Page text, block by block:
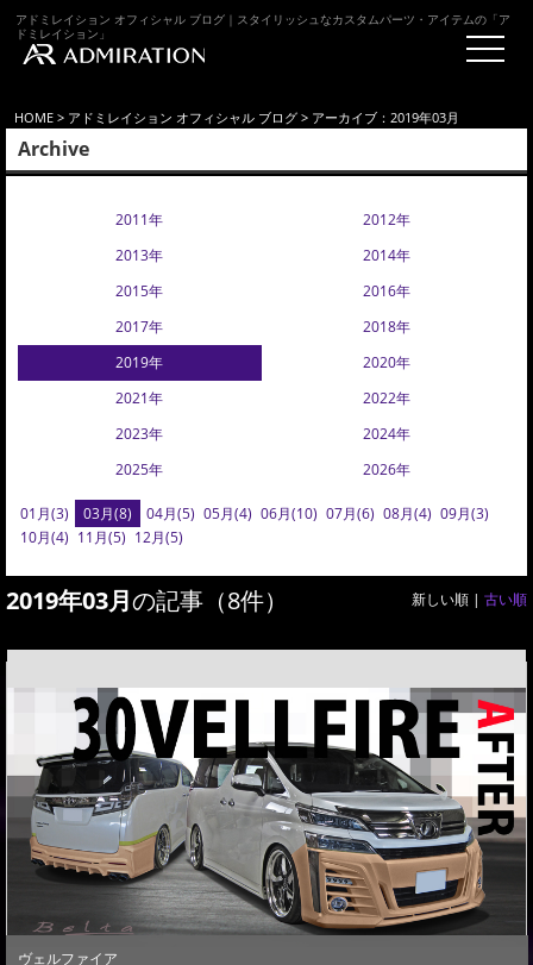
アドミレイション オフィシャル ブログ｜スタイリッシュなカスタムパーツ・アイテムの「ア
ドミレイション」
HOME > アドミレイション オフィシャル ブログ > アーカイブ：2019年03月
Archive
2011年
2012年
2013年
2014年
2015年
2016年
2017年
2018年
2019年
2020年
2021年
2022年
2023年
2024年
2025年
2026年
01月(3) 03月(8) 04月(5) 05月(4) 06月(10) 07月(6) 08月(4) 09月(3)
10月(4) 11月(5) 12月(5)
2019年03月の記事（8件） 新しい順 | 古い順
ヴェルファイア